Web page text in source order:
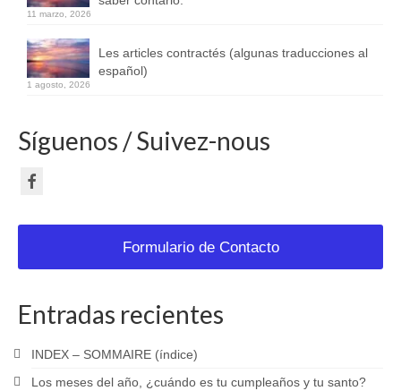
11 marzo, 2026
Les articles contractés (algunas traducciones al
español)
1 agosto, 2026
Síguenos / Suivez-nous
Formulario de Contacto
Entradas recientes
INDEX – SOMMAIRE (índice)
Los meses del año, ¿cuándo es tu cumpleaños y tu santo?